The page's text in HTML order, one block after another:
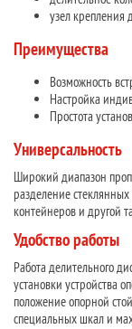
узел крепления
Преимущества
Возможность
Настройка
Простота
Универсальность
Широкий диапазон
разделение
контейнеров и другой
Удобство работы
Работа делительного
установки устройства
положение опорной
специальных шкал и